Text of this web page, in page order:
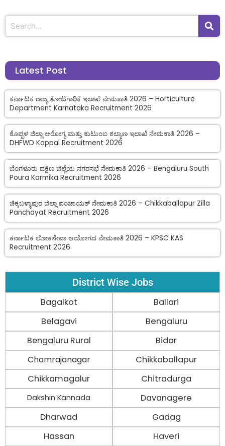
Latest Post
ಕರ್ನಾಟಕ ರಾಜ್ಯ ತೋಟಗಾರಿಕೆ ಇಲಾಖೆ ನೇಮಕಾತಿ 2026 – Horticulture
Department Karnataka Recruitment 2026
ಕೊಪ್ಪಳ ಜಿಲ್ಲಾ ಆರೋಗ್ಯ ಮತ್ತು ಕುಟುಂಬ ಕಲ್ಯಾಣ ಇಲಾಖೆ ನೇಮಕಾತಿ 2026 –
DHFWD Koppal Recruitment 2026
ಬೆಂಗಳೂರು ದಕ್ಷಿಣ ಜಿಲ್ಲೆಯ ನಗರಸಭೆ ನೇಮಕಾತಿ 2026 – Bengaluru South
Poura Karmika Recruitment 2026
ಚಿಕ್ಕಬಳ್ಳಾಪುರ ಜಿಲ್ಲಾ ಪಂಚಾಯತ್ ನೇಮಕಾತಿ 2026 – Chikkaballapur Zilla
Panchayat Recruitment 2026
ಕರ್ನಾಟಕ ಲೋಕಸೇವಾ ಆಯೋಗದ ನೇಮಕಾತಿ 2026 – KPSC KAS
Recruitment 2026
District Wise Jobs
Bagalkot
Ballari
Belagavi
Bengaluru
Bengaluru Rural
Bidar
Chamrajanagar
Chikkaballapur
Chikkamagalur
Chitradurga
Dakshin Kannada
Davanagere
Dharwad
Gadag
Hassan
Haveri